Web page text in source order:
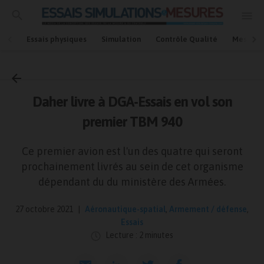
Essais physiques Simulation Contrôle Qualité Mesures
Accueil
Aéronautique-spatial
Daher livre à DGA-Essais en vol son
premier TBM 940
Ce premier avion est l'un des quatre qui seront
prochainement livrés au sein de cet organisme
dépendant du du ministère des Armées.
27 octobre 2021 Aéronautique-spatial Armement / défense
Essais
Lecture : 2 minutes